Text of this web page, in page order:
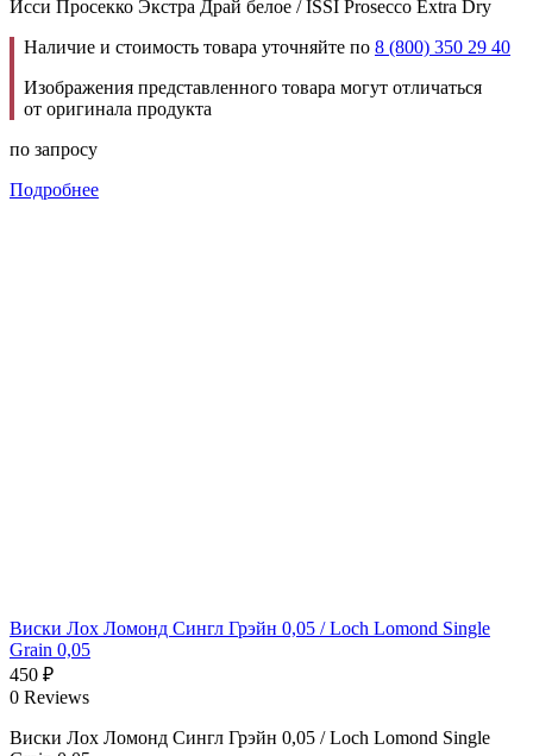
Исси Просекко Экстра Драй белое / ISSI Prosecco Extra Dry
Наличие и стоимость товара уточняйте по 8 (800) 350 29 40
Изображения представленного товара могут отличаться
от оригинала продукта
по запросу
Подробнее
Виски Лох Ломонд Сингл Грэйн 0,05 / Loch Lomond Single
Grain 0,05
450 ₽
0 Reviews
Виски Лох Ломонд Сингл Грэйн 0,05 / Loch Lomond Single